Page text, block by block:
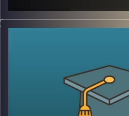
שלוש מערכות בחירות בשנה אחת ותוך כדי
להתפשט ברחבי ישראל ולהשאיר
כהונתו בתפקיד. לאחר
להצבעה הוגשה עתירה לבית
יורה לאלשטיין לעשות זאת.
התפטר מתפקידו.